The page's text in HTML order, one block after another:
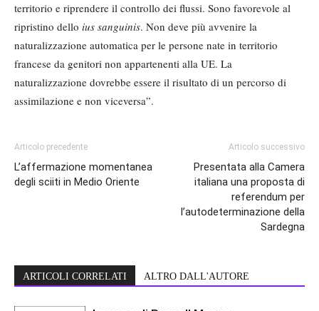
territorio e riprendere il controllo dei flussi. Sono favorevole al
ripristino dello ius sanguinis. Non deve più avvenire la
naturalizzazione automatica per le persone nate in territorio
francese da genitori non appartenenti alla UE. La
naturalizzazione dovrebbe essere il risultato di un percorso di
assimilazione e non viceversa”.
Articolo precedente
L’affermazione momentanea
degli sciiti in Medio Oriente
Articolo successivo
Presentata alla Camera
italiana una proposta di
referendum per
l’autodeterminazione della
Sardegna
ARTICOLI CORRELATI ALTRO DALL'AUTORE